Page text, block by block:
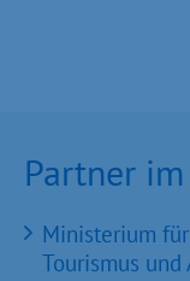
Partner
Ministerium
Tourismus